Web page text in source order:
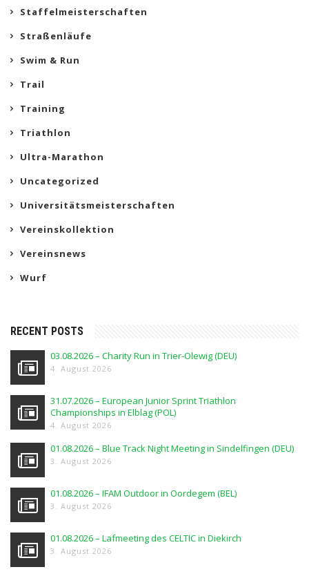
Staffelmeisterschaften
Straßenläufe
Swim & Run
Trail
Training
Triathlon
Ultra-Marathon
Uncategorized
Universitätsmeisterschaften
Vereinskollektion
Vereinsnews
Wurf
RECENT POSTS
03.08.2026 – Charity Run in Trier-Olewig (DEU)
4. August 2026
31.07.2026 – European Junior Sprint Triathlon
Championships in Elblag (POL)
4. August 2026
01.08.2026 – Blue Track Night Meeting in Sindelfingen (DEU)
3. August 2026
01.08.2026 – IFAM Outdoor in Oordegem (BEL)
3. August 2026
01.08.2026 – Lafmeeting des CELTIC in Diekirch
3. August 2026